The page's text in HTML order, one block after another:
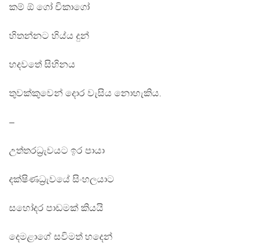
කම් ඕ ගෝ චිකාගෝ
හිතන්නට හිය්ය දුන්
හදවතේ සිහිනය
තුවක්කුවෙන් දොර වැසිය නොහැකිය.
–
උත්තරධ්‍රැවයට ඉර පායා
දක්ෂිණධ්‍රැවයේ සිංහලයාට
සහෝදර පාඩමක් කියයි
දෙමළාගේ සවිමත් හදෙන්